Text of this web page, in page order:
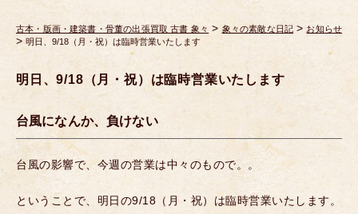
古本・版画・建築書・骨董の出張買取 古書 象々 > 象々の素敵な日記 >お知らせ
> 明日、9/18（月・祝）は臨時営業いたします
明日、9/18（月・祝）は臨時営業いたします
台風になんか、負けない
台風の影響で、今週の営業は中々のもので。。
ということで、明日の9/18（月・祝）は臨時営業いたします。